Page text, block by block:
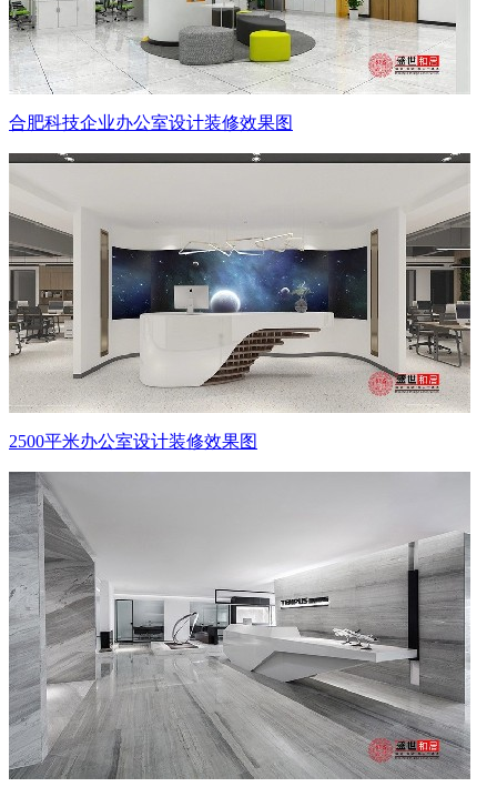
合肥科技企业办公室设计装修效果图
2500平米办公室设计装修效果图